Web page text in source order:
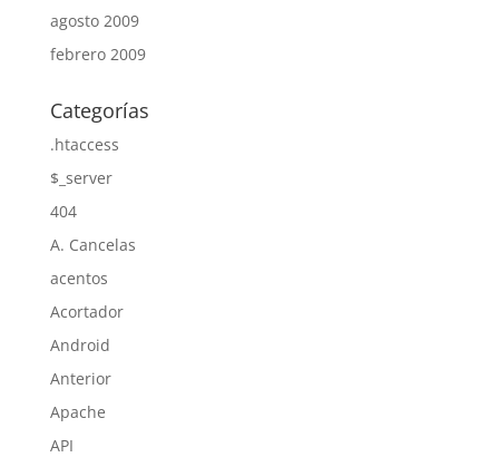
agosto 2009
febrero 2009
Categorías
.htaccess
$_server
404
A. Cancelas
acentos
Acortador
Android
Anterior
Apache
API